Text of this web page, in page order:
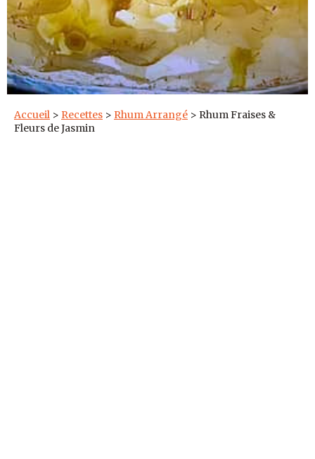
Accueil > Recettes > Rhum Arrangé > Rhum Fraises &
Fleurs de Jasmin